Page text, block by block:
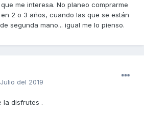
me interesa. No planeo comprarme
2 o 3 años, cuando las que se están
segunda mano... igual me lo pienso.
del 2019
la disfrutes .